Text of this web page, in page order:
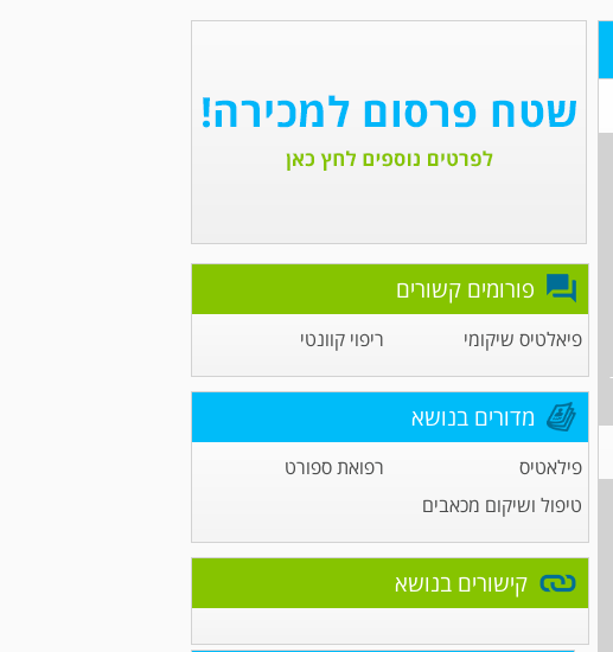
פורומים קשורים
פיאלטיס שיקומי ריפוי קוונטי
מדורים בנושא
פילאטיס
רפואת ספורט
טיפול ושיקום מכאבים
קישורים בנושא